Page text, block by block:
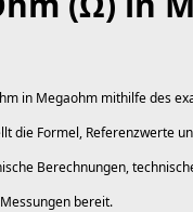
in Megaohm mithilfe des
die Formel, Referenzwerte
Berechnungen,
bereit.